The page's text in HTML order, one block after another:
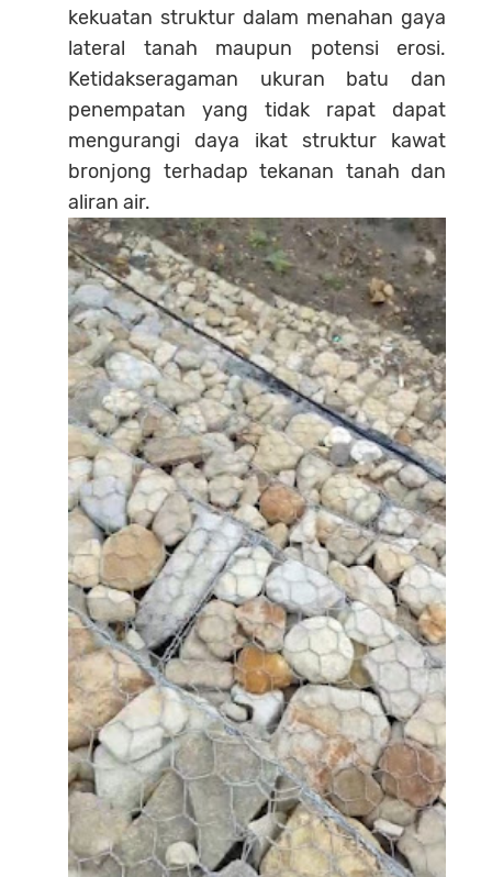
kekuatan struktur dalam menahan gaya
lateral tanah maupun potensi erosi.
Ketidakseragaman ukuran batu dan
penempatan yang tidak rapat dapat
mengurangi daya ikat struktur kawat
bronjong terhadap tekanan tanah dan
aliran air.